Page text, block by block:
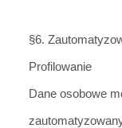
§6.
Profilowanie
Dane osobowe